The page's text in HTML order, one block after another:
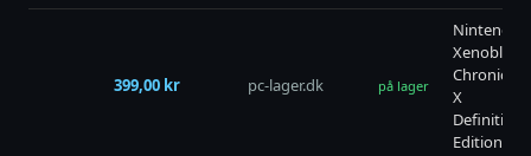
399,00 kr pc-lager.dk på lager
Nintendo
Xenoblade
Chronicles
X
Definitive
Edition